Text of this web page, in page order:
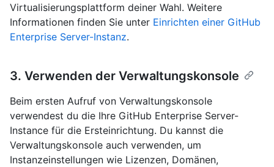
Virtualisierungsplattform deiner Wahl. Weitere
Informationen finden Sie unter Einrichten einer GitHub
Enterprise Server-Instanz.
3. Verwenden der Verwaltungskonsole
Beim ersten Aufruf von Verwaltungskonsole
verwendest du die Ihre GitHub Enterprise Server-
Instance für die Ersteinrichtung. Du kannst die
Verwaltungskonsole auch verwenden, um
Instanzeinstellungen wie Lizenzen, Domänen,